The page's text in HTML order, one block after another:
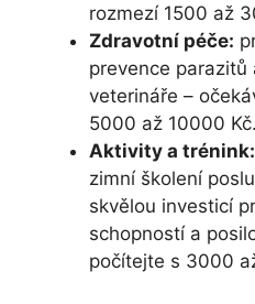
rozmezí 1500 až
Zdravotní péče:
prevence
veterináře –
5000 až 10000 Kč.
Aktivity a trénink:
zimní školení
skvělou investicí
schopností a
počítejte s 3000